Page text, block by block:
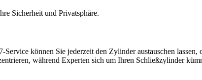
Sicherheit und Privatsphäre.​
können Sie jederzeit den Zylinder austauschen lassen,
während Experten sich um Ihren Schließzylinder